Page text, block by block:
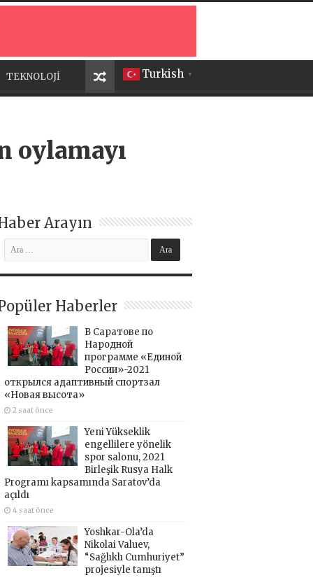
Turkish ▼
TEKNOLOJİ
oylamayı
Arayın
Haberler
В Саратове по
Народной
программе «Единой
России»-2021
открылся адаптивный спортзал
«Новая высота»
2 saat önce
Yeni Yükseklik
engellilere yönelik
spor salonu, 2021
Birleşik Rusya Halk
Programı kapsamında Saratov’da
açıldı
4 saat önce
Yoshkar-Ola’da
Nikolai Valuev,
“Sağlıklı Cumhuriyet”
projesiyle tanıştı